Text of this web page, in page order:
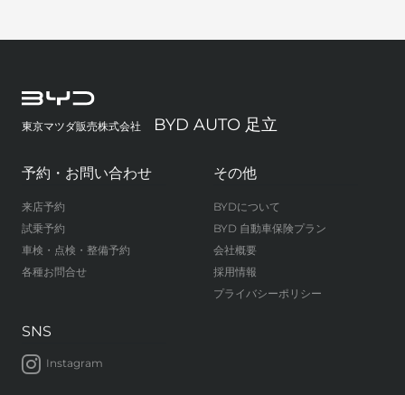
東京マツダ販売株式会社 BYD AUTO 足立
予約・お問い合わせ
来店予約
試乗予約
車検・点検・整備予約
各種お問合せ
その他
BYDについて
BYD 自動車保険プラン
会社概要
採用情報
プライバシーポリシー
SNS
Instagram